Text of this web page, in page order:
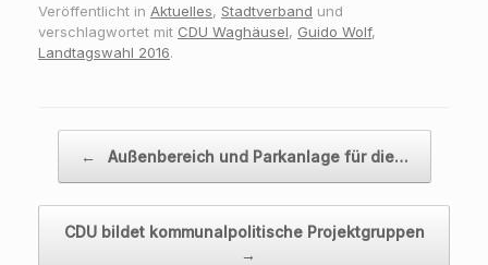
Veröffentlicht in Aktuelles, Stadtverband und
verschlagwortet mit CDU Waghäusel, Guido Wolf,
Landtagswahl 2016.
← Außenbereich und Parkanlage für die…
CDU bildet kommunalpolitische Projektgruppen
→